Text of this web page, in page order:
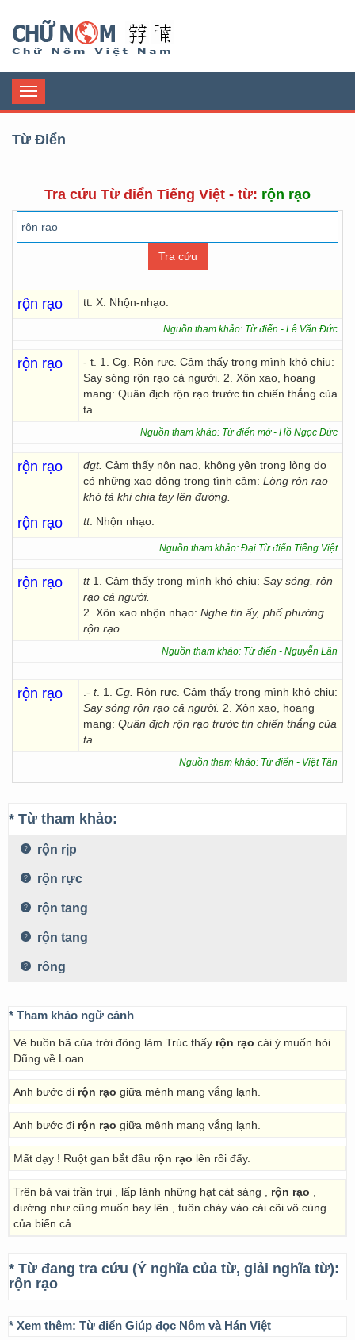
Toggle
navigation
Từ Điển
Tra cứu Từ điển Tiếng Việt - từ: rộn rạo
rộn rạo tt. X. Nhộn-nhạo.
Nguồn tham khảo: Từ điển - Lê Văn Đức
rộn rạo
- t. 1. Cg. Rộn rực. Cảm thấy trong mình khó chịu:
Say sóng rộn rạo cả người. 2. Xôn xao, hoang
mang: Quân địch rộn rạo trước tin chiến thắng của
ta.
Nguồn tham khảo: Từ điển mở - Hồ Ngọc Đức
rộn rạo đgt. Cảm thấy nôn nao, không yên trong lòng do
có những xao động trong tình cảm: Lòng rộn rạo
khó tả khi chia tay lên đường.
rộn rạo tt. Nhộn nhạo.
Nguồn tham khảo: Đại Từ điển Tiếng Việt
rộn rạo tt 1. Cảm thấy trong mình khó chịu: Say sóng, rôn
rạo cả người.
2. Xôn xao nhộn nhạo: Nghe tin ấy, phố phường
rộn rạo.
Nguồn tham khảo: Từ điển - Nguyễn Lân
rộn rạo .- t. 1. Cg. Rộn rực. Cảm thấy trong mình khó chịu:
Say sóng rộn rạo cả người. 2. Xôn xao, hoang
mang: Quân địch rộn rạo trước tin chiến thắng của
ta.
Nguồn tham khảo: Từ điển - Việt Tân
* Từ tham khảo:
rộn rịp
rộn rực
rộn tang
rộn tang
rông
* Tham khảo ngữ cảnh
Vẻ buồn bã của trời đông làm Trúc thấy rộn rạo cái ý muốn hỏi
Dũng về Loan.
Anh bước đi rộn rạo giữa mênh mang vắng lạnh.
Anh bước đi rộn rạo giữa mênh mang vắng lạnh.
Mất dạy ! Ruột gan bắt đầu rộn rạo lên rồi đấy.
Trên bả vai trần trụi , lấp lánh những hạt cát sáng , rộn rạo
dường như cũng muốn bay lên , tuôn chảy vào cái cõi vô cùng
của biển cả.
* Từ đang tra cứu (Ý nghĩa của từ, giải nghĩa từ):
rộn rạo
* Xem thêm: Từ điển Giúp đọc Nôm và Hán Việt